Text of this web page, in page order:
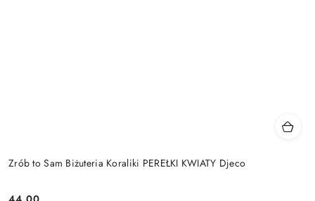
Zrób to Sam Biżuteria Koraliki PEREŁKI KWIATY Djeco